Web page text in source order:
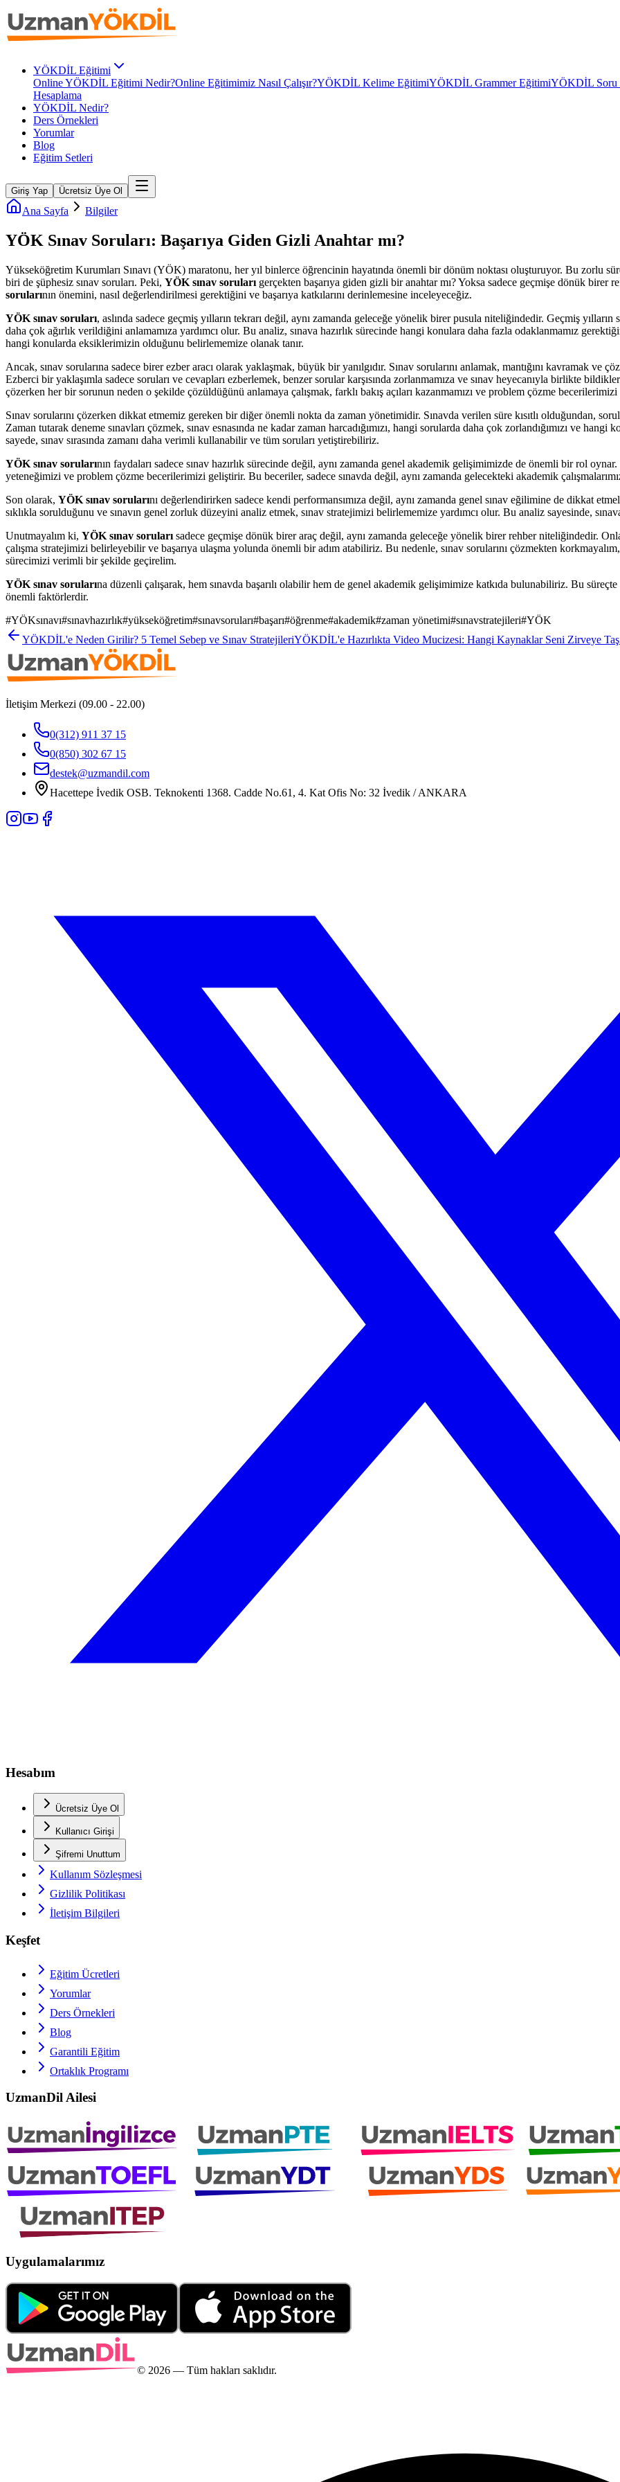
YÖKDİL Eğitimi
Online YÖKDİL Eğitimi Nedir?Online Eğitimimiz Nasıl Çalışır?YÖKDİL Kelime EğitimiYÖKDİL Grammer EğitimiYÖKDİL Soru
Hesaplama
YÖKDİL Nedir?
Ders Örnekleri
Yorumlar
Blog
Eğitim Setleri
Giriş Yap Ücretsiz Üye Ol
Ana Sayfa Bilgiler
YÖK Sınav Soruları: Başarıya Giden Gizli Anahtar mı?
Yükseköğretim Kurumları Sınavı (YÖK) maratonu, her yıl binlerce öğrencinin hayatında önemli bir dönüm noktası oluşturuyor. Bu zorlu
biri de şüphesiz sınav soruları. Peki, YÖK sınav soruları gerçekten başarıya giden gizli bir anahtar mı? Yoksa sadece geçmişe dönük birer
sorularının önemini, nasıl değerlendirilmesi gerektiğini ve başarıya katkılarını derinlemesine inceleyeceğiz.
YÖK sınav soruları, aslında sadece geçmiş yılların tekrarı değil, aynı zamanda geleceğe yönelik birer pusula niteliğindedir. Geçmiş
daha çok ağırlık verildiğini anlamamıza yardımcı olur. Bu analiz, sınava hazırlık sürecinde hangi konulara daha fazla odaklanmamız
hangi konularda eksiklerimizin olduğunu belirlememize olanak tanır.
Ancak, sınav sorularına sadece birer ezber aracı olarak yaklaşmak, büyük bir yanılgıdır. Sınav sorularını anlamak, mantığını kavramak ve
Ezberci bir yaklaşımla sadece soruları ve cevapları ezberlemek, benzer sorular karşısında zorlanmamıza ve sınav heyecanıyla birlikte
çözerken her bir sorunun neden o şekilde çözüldüğünü anlamaya çalışmak, farklı bakış açıları kazanmamızı ve problem çözme
Sınav sorularını çözerken dikkat etmemiz gereken bir diğer önemli nokta da zaman yönetimidir. Sınavda verilen süre kısıtlı olduğundan,
Zaman tutarak deneme sınavları çözmek, sınav esnasında ne kadar zaman harcadığımızı, hangi sorularda daha çok zorlandığımızı ve
sayede, sınav sırasında zamanı daha verimli kullanabilir ve tüm soruları yetiştirebiliriz.
YÖK sınav sorularının faydaları sadece sınav hazırlık sürecinde değil, aynı zamanda genel akademik gelişimimizde de önemli bir rol
yeteneğimizi ve problem çözme becerilerimizi geliştirir. Bu beceriler, sadece sınavda değil, aynı zamanda gelecekteki akademik
Son olarak, YÖK sınav sorularını değerlendirirken sadece kendi performansımıza değil, aynı zamanda genel sınav eğilimine de dikkat
sıklıkla sorulduğunu ve sınavın genel zorluk düzeyini analiz etmek, sınav stratejimizi belirlememize yardımcı olur. Bu analiz sayesinde,
Unutmayalım ki, YÖK sınav soruları sadece geçmişe dönük birer araç değil, aynı zamanda geleceğe yönelik birer rehber niteliğindedir.
çalışma stratejimizi belirleyebilir ve başarıya ulaşma yolunda önemli bir adım atabiliriz. Bu nedenle, sınav sorularını çözmekten
sürecimizi verimli bir şekilde geçirelim.
YÖK sınav sorularına düzenli çalışarak, hem sınavda başarılı olabilir hem de genel akademik gelişimimize katkıda bulunabiliriz. Bu
önemli faktörlerdir.
#YÖKsınavı#sınavhazırlık#yükseköğretim#sınavsoruları#başarı#öğrenme#akademik#zaman yönetimi#sınavstratejileri#YÖK
YÖKDİL'e Neden Girilir? 5 Temel Sebep ve Sınav StratejileriYÖKDİL'e Hazırlıkta Video Mucizesi: Hangi Kaynaklar Seni Zirveye
İletişim Merkezi (09.00 - 22.00)
0(312) 911 37 15
0(850) 302 67 15
destek@uzmandil.com
Hacettepe İvedik OSB. Teknokenti 1368. Cadde No.61, 4. Kat Ofis No: 32 İvedik / ANKARA
Hesabım
Ücretsiz Üye Ol
Kullanıcı Girişi
Şifremi Unuttum
Kullanım Sözleşmesi
Gizlilik Politikası
İletişim Bilgileri
Keşfet
Eğitim Ücretleri
Yorumlar
Ders Örnekleri
Blog
Garantili Eğitim
Ortaklık Programı
UzmanDil Ailesi
Uygulamalarımız
© 2026 — Tüm hakları saklıdır.